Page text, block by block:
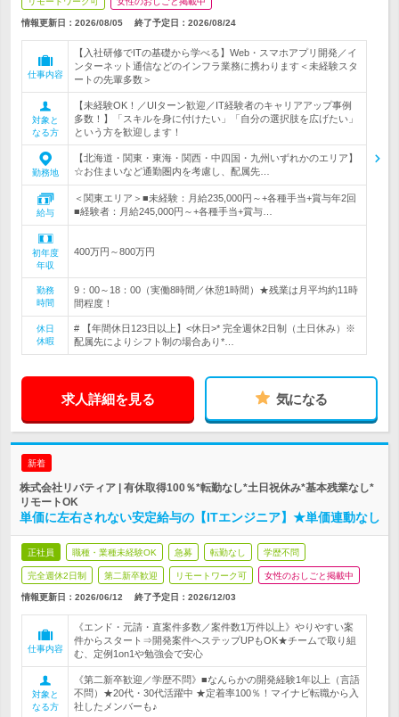
情報更新日：2026/08/05 終了予定日： 2026/08/24
仕事内容
【入社研修でITの基礎から学べる】Web・スマホアプリ開発／イ
ンターネット通信などのインフラ業務に携わります＜未経験スタ
ートの先輩多数＞
対象と
なる方
【未経験OK！／UIターン歓迎／IT経験者のキャリアアップ事例
多数！】「スキルを身に付けたい」「自分の選択肢を広げたい」
という方を歓迎します！
勤務地
【北海道・関東・東海・関西・中四国・九州いずれかのエリア】
☆お住まいなど通勤圏内を考慮し、配属先…
給与
＜関東エリア＞■未経験：月給235,000円～+各種手当+賞与年2回
■経験者：月給245,000円～+各種手当+賞与…
初年度
年収
400万円～800万円
勤務
時間
9：00～18：00（実働8時間／休憩1時間）★残業は月平均約11時
間程度！
休日
休暇
# 【年間休日123日以上】<休日>* 完全週休2日制（土日休み）※
配属先によりシフト制の場合あり*…
求人詳細を見る 気になる
新着
株式会社リバティア | 有休取得100％*転勤なし*土日祝休み*基本残業なし*
リモートOK
単価に左右されない安定給与の【ITエンジニア】★単価連動なし
正社員 職種・業種未経験OK 急募 転勤なし 学歴不問
完全週休2日制 第二新卒歓迎 リモートワーク可 女性のおしごと掲載中
情報更新日：2026/06/12 終了予定日： 2026/12/03
仕事内容
《エンド・元請・直案件多数／案件数1万件以上》やりやすい案
件からスタート⇒開発案件へステップUPもOK★チームで取り組
む、定例1on1や勉強会で安心
対象と
なる方
《第二新卒歓迎／学歴不問》■なんらかの開発経験1年以上（言語
不問）★20代・30代活躍中 ★定着率100％！マイナビ転職から入
社したメンバーも♪